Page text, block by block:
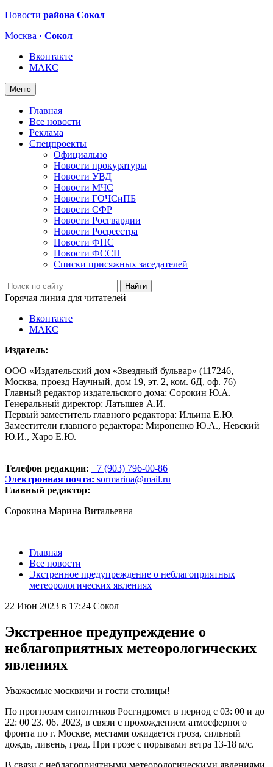
Новости района Сокол
Москва · Сокол
Вконтакте
МАКС
Меню
Главная
Все новости
Реклама
Спецпроекты
Официально
Новости прокуратуры
Новости УВД
Новости МЧС
Новости ГОЧСиПБ
Новости СФР
Новости Росгвардии
Новости Росреестра
Новости ФНС
Новости ФССП
Списки присяжных заседателей
Горячая линия для читателей
Вконтакте
МАКС
Издатель:
ООО «Издательский дом «Звездный бульвар» (117246,
Москва, проезд Научный, дом 19, эт. 2, ком. 6Д, оф. 76)
Главный редактор издательского дома: Сорокин Ю.А.
Генеральный директор: Латышев А.И.
Первый заместитель главного редактора: Ильина Е.Ю.
Заместители главного редактора: Мироненко Ю.А., Невский
Ю.И., Харо Е.Ю.
Телефон редакции: +7 (903) 796-00-86
Электронная почта: sormarina@mail.ru
Главный редактор:
Сорокина Марина Витальевна
Главная
Все новости
Экстренное предупреждение о неблагоприятных
метеорологических явлениях
22 Июн 2023 в 17:24 Сокол
Экстренное предупреждение о
неблагоприятных метеорологических
явлениях
Уважаемые москвичи и гости столицы!
По прогнозам синоптиков Росгидромет в период с 03: 00 и до
22: 00 23. 06. 2023, в связи с прохождением атмосферного
фронта по г. Москве, местами ожидается гроза, сильный
дождь, ливень, град. При грозе с порывами ветра 13-18 м/с.
В связи с неблагоприятными метеорологическими явлениями